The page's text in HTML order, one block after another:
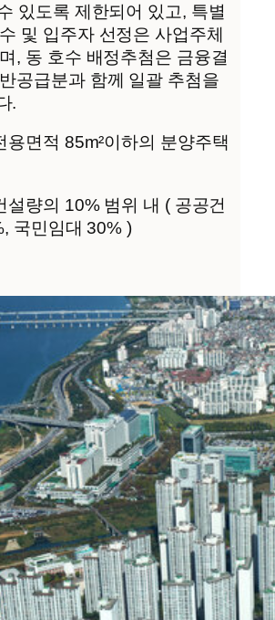
있도록 제한되어 있고, 특별
및 입주자 선정은 사업주체
, 동 호수 배정추첨은 금융결
공급분과 함께 일괄 추첨을
.
용면적 85m²이하의 분양주택
설량의 10% 범위 내 ( 공공건
국민임대 30% )